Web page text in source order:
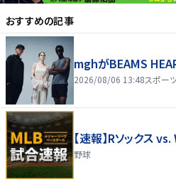
おすすめの記事
mghがBEAMS
2026/08/06 13:48スポー
【速報】Rソックス
野球